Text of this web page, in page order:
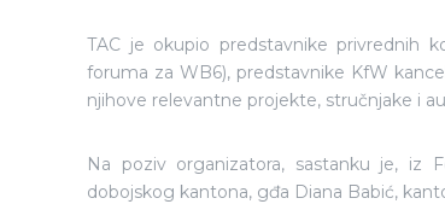
TAC je okupio predstavnike privrednih
foruma za WB6), predstavnike KfW
njihove relevantne projekte, stručnjake i
Na poziv organizatora, sastanku je, iz
dobojskog kantona, gđa Diana Babić,